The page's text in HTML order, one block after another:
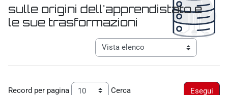
sulle origini dell'apprendistato e
le sue trasformazioni
Navigazione terziaria modalità
Record per pagina Cerca